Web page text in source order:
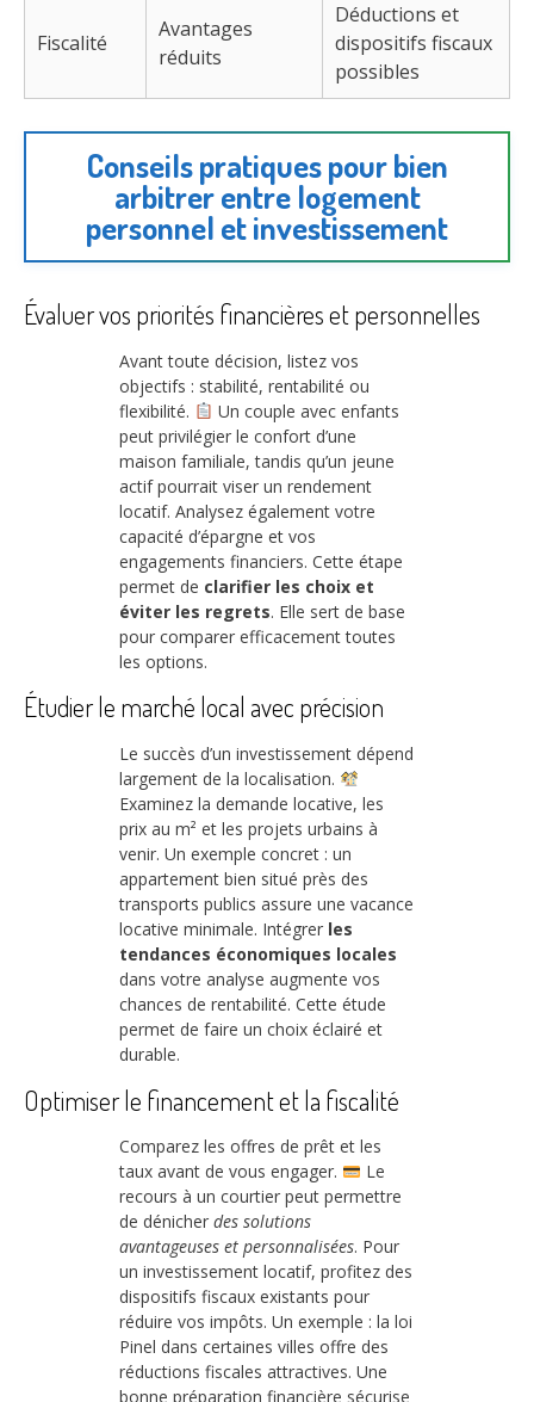
Fiscalité
Avantages
réduits
Déductions et
dispositifs fiscaux
possibles
Conseils pratiques pour bien
arbitrer entre logement
personnel et investissement
Évaluer vos priorités financières et personnelles
Avant toute décision, listez vos
objectifs : stabilité, rentabilité ou
flexibilité.
Un couple avec enfants
peut privilégier le confort d’une
maison familiale, tandis qu’un jeune
actif pourrait viser un rendement
locatif. Analysez également votre
capacité d’épargne et vos
engagements financiers. Cette étape
permet de clarifier les choix et
éviter les regrets. Elle sert de base
pour comparer efficacement toutes
les options.
Étudier le marché local avec précision
Le succès d’un investissement dépend
largement de la localisation.
Examinez la demande locative, les
prix au m² et les projets urbains à
venir. Un exemple concret : un
appartement bien situé près des
transports publics assure une vacance
locative minimale. Intégrer les
tendances économiques locales
dans votre analyse augmente vos
chances de rentabilité. Cette étude
permet de faire un choix éclairé et
durable.
Optimiser le financement et la fiscalité
Comparez les offres de prêt et les
taux avant de vous engager.
Le
recours à un courtier peut permettre
de dénicher des solutions
avantageuses et personnalisées. Pour
un investissement locatif, profitez des
dispositifs fiscaux existants pour
réduire vos impôts. Un exemple : la loi
Pinel dans certaines villes offre des
réductions fiscales attractives. Une
bonne préparation financière sécurise